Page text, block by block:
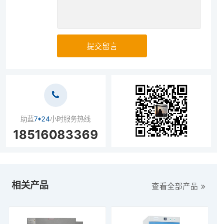
提交留言
助蓝7*24小时服务热线
18516083369
相关产品 查看全部产品